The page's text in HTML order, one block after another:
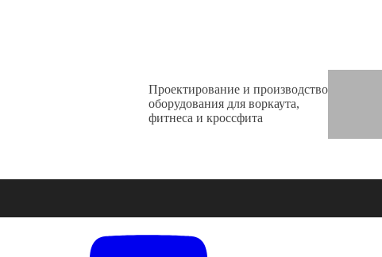
Проектирование и производство
оборудования для воркаута,
фитнеса и кроссфита